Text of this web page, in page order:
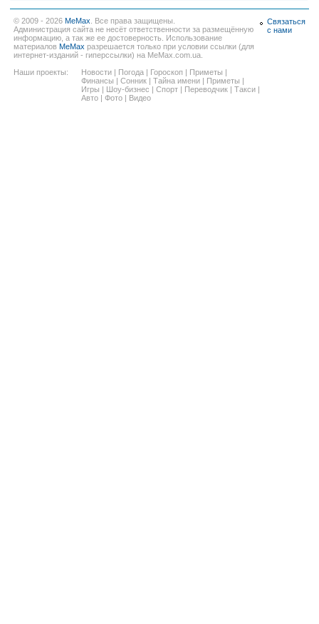
© 2009 - 2026 MeMax . Все права защищены.
Администрация сайта не несёт ответственности за размещённую
информацию, а так же ее достоверность. Использование
материалов MeMax разрешается только при условии ссылки (для
интернет-изданий - гиперссылки) на MeMax.com.ua.
Наши проекты:
Новости | Погода | Гороскоп | Приметы |
Финансы | Сонник | Тайна имени | Приметы |
Игры | Шоу-бизнес | Спорт | Переводчик | Такси |
Авто | Фото | Видео
Связаться
с нами